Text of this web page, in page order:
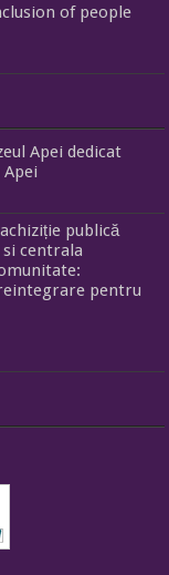
of people
Apei dedicat
publică
centrala
pentru